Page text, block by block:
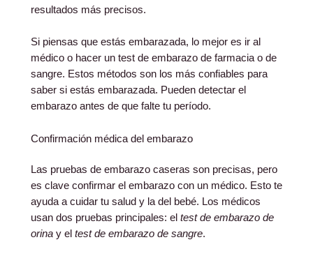
resultados más precisos.
Si piensas que estás embarazada, lo mejor es ir al
médico o hacer un test de embarazo de farmacia o de
sangre. Estos métodos son los más confiables para
saber si estás embarazada. Pueden detectar el
embarazo antes de que falte tu período.
Confirmación médica del embarazo
Las pruebas de embarazo caseras son precisas, pero
es clave confirmar el embarazo con un médico. Esto te
ayuda a cuidar tu salud y la del bebé. Los médicos
usan dos pruebas principales: el test de embarazo de
orina y el test de embarazo de sangre.